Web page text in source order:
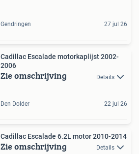
Gendringen 27 jul 26
Cadillac Escalade motorkaplijst 2002-
2006
Zie omschrijving Details
Den Dolder 22 jul 26
Cadillac Escalade 6.2L motor 2010-2014
Zie omschrijving Details